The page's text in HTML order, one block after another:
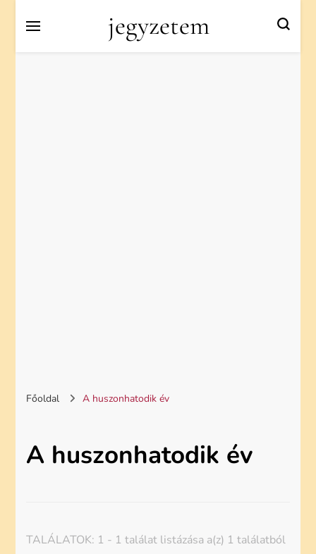
jegyzetem
Főoldal A huszonhatodik év
A huszonhatodik év
TALÁLATOK: 1 - 1 találat listázása a(z) 1 találatból